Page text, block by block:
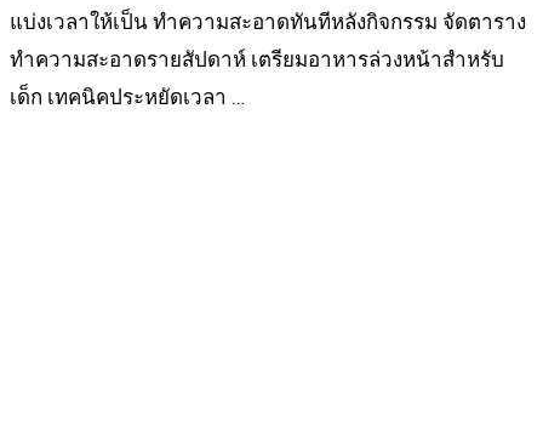
แบ่งเวลาให้เป็น ทำความสะอาดทันทีหลังกิจกรรม จัดตาราง
ทำความสะอาดรายสัปดาห์ เตรียมอาหารล่วงหน้าสำหรับ
เด็ก เทคนิคประหยัดเวลา …